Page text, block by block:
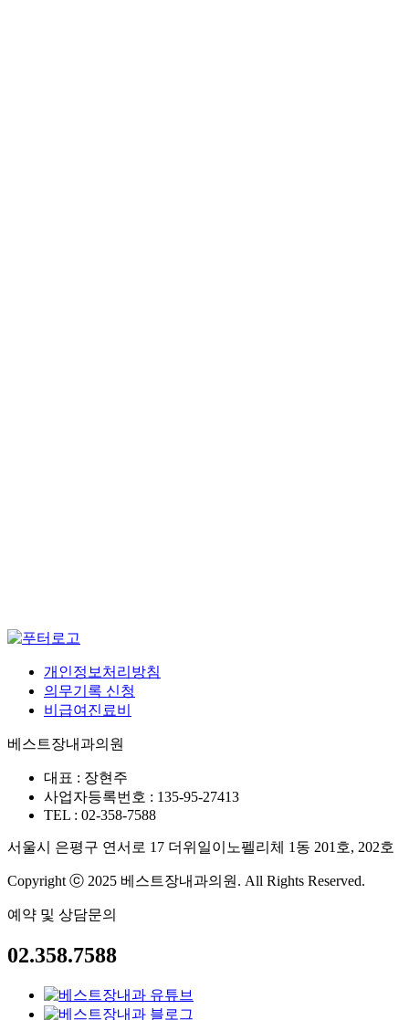
개인정보처리방침
의무기록 신청
비급여진료비
베스트장내과의원
대표 : 장현주
사업자등록번호 : 135-95-27413
TEL : 02-358-7588
서울시 은평구 연서로 17 더위일이노펠리체 1동 201호, 202호
Copyright ⓒ 2025 베스트장내과의원. All Rights Reserved.
예약 및 상담문의
02.358.7588